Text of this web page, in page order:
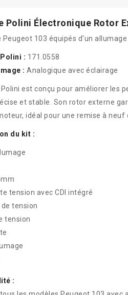
Polini Électronique Rotor
Peugeot 103 équipés d'un
: 171.0558
: Analogique avec éclairage
Polini est conçu pour améliorer
et stable. Son rotor externe
idéal pour une remise à neuf
du kit :
tension avec CDI intégré
tension
tension
: